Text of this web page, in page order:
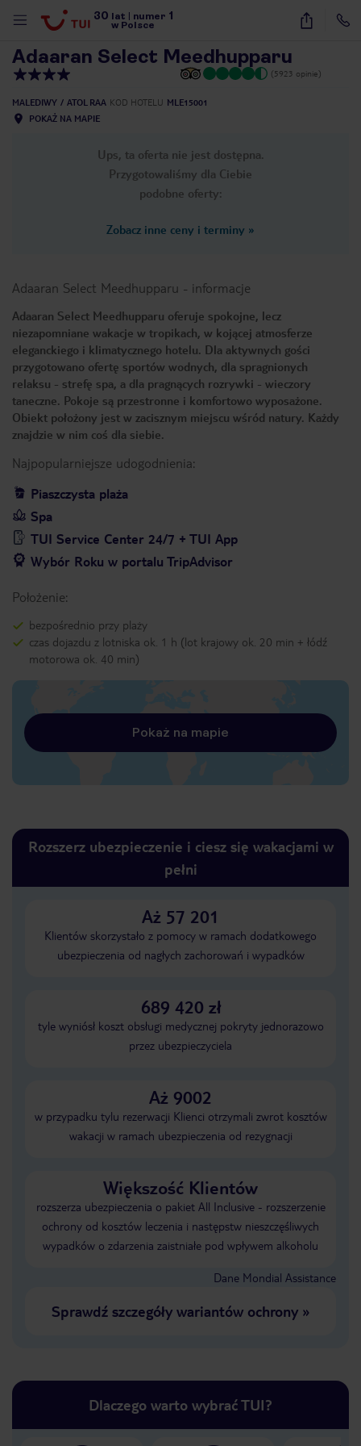
30 lat numer 1
w Polsce
28
Adaaran Select Meedhupparu
(5923 opinie)
MALEDIWY ATOL RAA KOD HOTELU MLE15001
POKAŻ NA MAPIE
Ups, ta oferta nie jest dostępna.
Przygotowaliśmy dla Ciebie
podobne oferty:
Zobacz inne ceny i terminy »
Adaaran Select Meedhupparu - informacje
Adaaran Select Meedhupparu oferuje spokojne, lecz
niezapomniane wakacje w tropikach, w kojącej atmosferze
eleganckiego i klimatycznego hotelu. Dla aktywnych gości
przygotowano ofertę sportów wodnych, dla spragnionych
relaksu - strefę spa, a dla pragnących rozrywki - wieczory
taneczne. Pokoje są przestronne i komfortowo wyposażone.
Obiekt położony jest w zacisznym miejscu wśród natury. Każdy
znajdzie w nim coś dla siebie.
Najpopularniejsze udogodnienia:
Piaszczysta plaża
Spa
TUI Service Center 24/7 + TUI App
Wybór Roku w portalu TripAdvisor
Położenie:
bezpośrednio przy plaży
czas dojazdu z lotniska ok. 1 h (lot krajowy ok. 20 min + łódź
motorowa ok. 40 min)
Pokaż na mapie
Rozszerz ubezpieczenie i ciesz się wakacjami w
pełni
Aż 57 201
Klientów skorzystało z pomocy w ramach dodatkowego
ubezpieczenia od nagłych zachorowań i wypadków
689 420 zł
tyle wyniósł koszt obsługi medycznej pokryty jednorazowo
przez ubezpieczyciela
Aż 9002
w przypadku tylu rezerwacji Klienci otrzymali zwrot kosztów
wakacji w ramach ubezpieczenia od rezygnacji
Większość Klientów
rozszerza ubezpieczenia o pakiet All Inclusive - rozszerzenie
ochrony od kosztów leczenia i następstw nieszczęśliwych
wypadków o zdarzenia zaistniałe pod wpływem alkoholu
Dane Mondial Assistance
Sprawdź szczegóły wariantów ochrony»
Dlaczego warto wybrać TUI?